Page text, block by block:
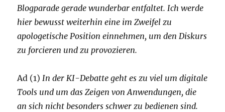
Blogparade gerade wunderbar entfaltet. Ich werde
hier bewusst weiterhin eine im Zweifel zu
apologetische Position einnehmen, um den Diskurs
zu forcieren und zu provozieren.
Ad (1)In der KI-Debatte geht es zu viel um digitale
Tools und um das Zeigen von Anwendungen, die
an sich nicht besonders schwer zu bedienen sind.